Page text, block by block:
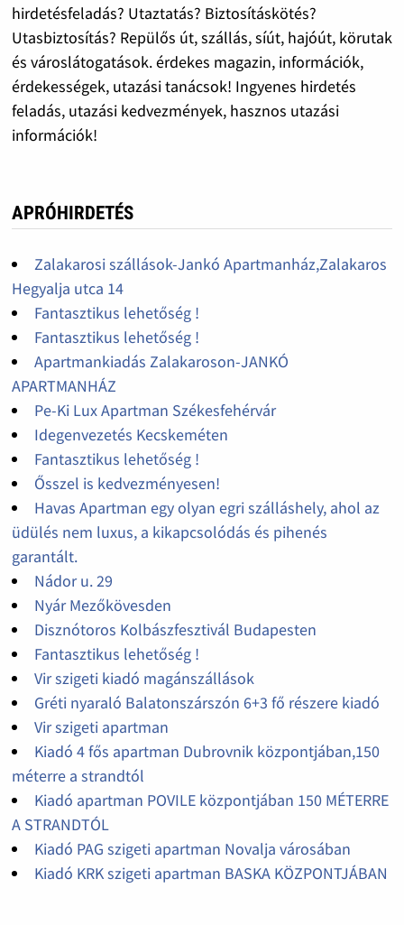
hirdetésfeladás? Utaztatás? Biztosításkötés?
Utasbiztosítás? Repülős út, szállás, síút, hajóút, körutak
és városlátogatások. érdekes magazin, információk,
érdekességek, utazási tanácsok! Ingyenes hirdetés
feladás, utazási kedvezmények, hasznos utazási
információk!
APRÓHIRDETÉS
Zalakarosi szállások-Jankó Apartmanház,Zalakaros
Hegyalja utca 14
Fantasztikus lehetőség !
Fantasztikus lehetőség !
Apartmankiadás Zalakaroson-JANKÓ
APARTMANHÁZ
Pe-Ki Lux Apartman Székesfehérvár
Idegenvezetés Kecskeméten
Fantasztikus lehetőség !
Ősszel is kedvezményesen!
Havas Apartman egy olyan egri szálláshely, ahol az
üdülés nem luxus, a kikapcsolódás és pihenés
garantált.
Nádor u. 29
Nyár Mezőkövesden
Disznótoros Kolbászfesztivál Budapesten
Fantasztikus lehetőség !
Vir szigeti kiadó magánszállások
Gréti nyaraló Balatonszárszón 6+3 fő részere kiadó
Vir szigeti apartman
Kiadó 4 fős apartman Dubrovnik központjában,150
méterre a strandtól
Kiadó apartman POVILE központjában 150 MÉTERRE
A STRANDTÓL
Kiadó PAG szigeti apartman Novalja városában
Kiadó KRK szigeti apartman BASKA KÖZPONTJÁBAN